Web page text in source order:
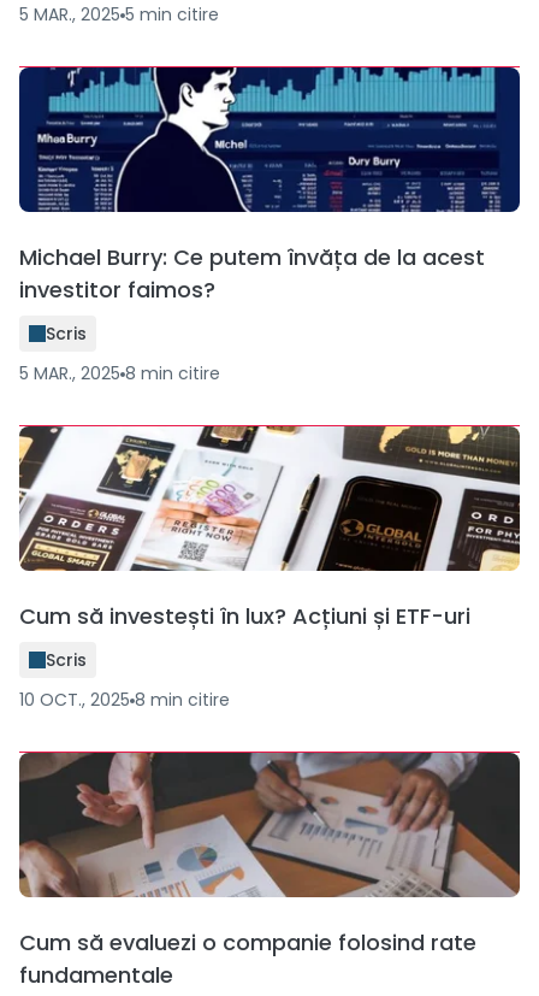
5 MAR., 2025 5 min citire
Michael Burry: Ce putem învăța de la acest
investitor faimos?
Scris
5 MAR., 2025 8 min citire
Cum să investești în lux? Acțiuni și ETF-uri
Scris
10 OCT., 2025 8 min citire
Cum să evaluezi o companie folosind rate
fundamentale